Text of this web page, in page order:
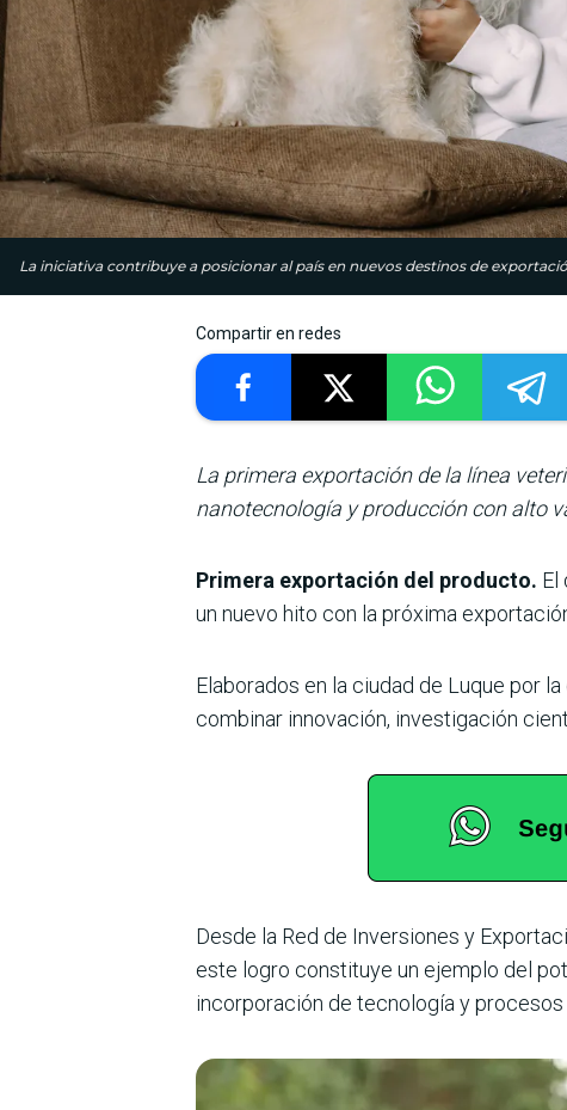
La iniciativa contribuye a posicionar al país en nuevos destinos de
Compartir en redes
La primera exportación de la línea
nanotecnología y producción con alto
Primera exportación del producto. El
un nuevo hito con la próxima
Elaborados en la ciudad de Luque por
combinar innovación, investigación
Desde la Red de Inversiones y
este logro constituye un ejemplo del
incorporación de tecnología y procesos